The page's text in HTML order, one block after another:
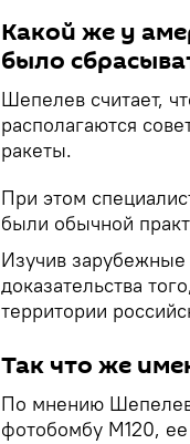
Какой же у
было
Шепелев считает,
располагаются
ракеты.
При этом
были обычной
Изучив
доказательства
территории
Так что же
По мнению
фотобомбу M120,